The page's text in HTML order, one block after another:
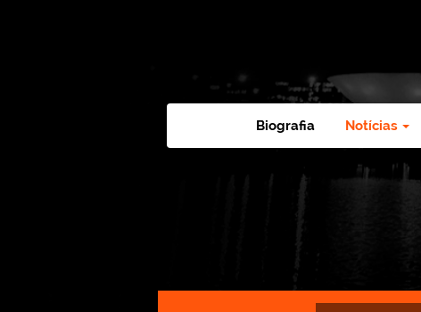
Biografia Notícias